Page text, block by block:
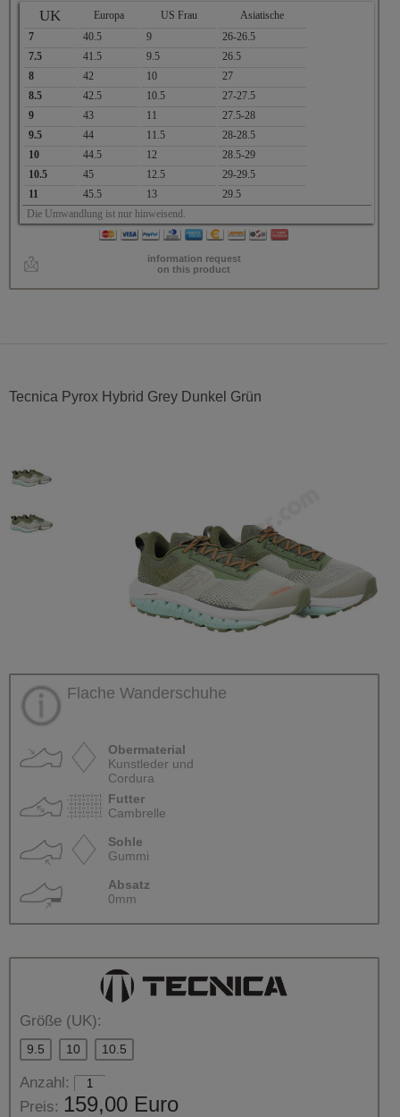
UK Europa US Frau
Asiatische
7
40.5 9
26-26.5
7.5
41.5 9.5
26.5
8
42 10
27
8.5
42.5 10.5
27-27.5
9
43 11
27.5-28
9.5
44 11.5
28-28.5
10
44.5 12
28.5-29
10.5
45 12.5
29-29.5
11
45.5 13
29.5
Die Umwandlung ist nur hinweisend.
information request
on this product
Tecnica Pyrox Hybrid Grey Dunkel Grün
Flache Wanderschuhe
Obermaterial
Kunstleder und
Cordura
Futter
Cambrelle
Sohle
Gummi
Absatz
0mm
Größe (UK):
9.5 10 10.5
Anzahl:
Preis: 159,00 Euro